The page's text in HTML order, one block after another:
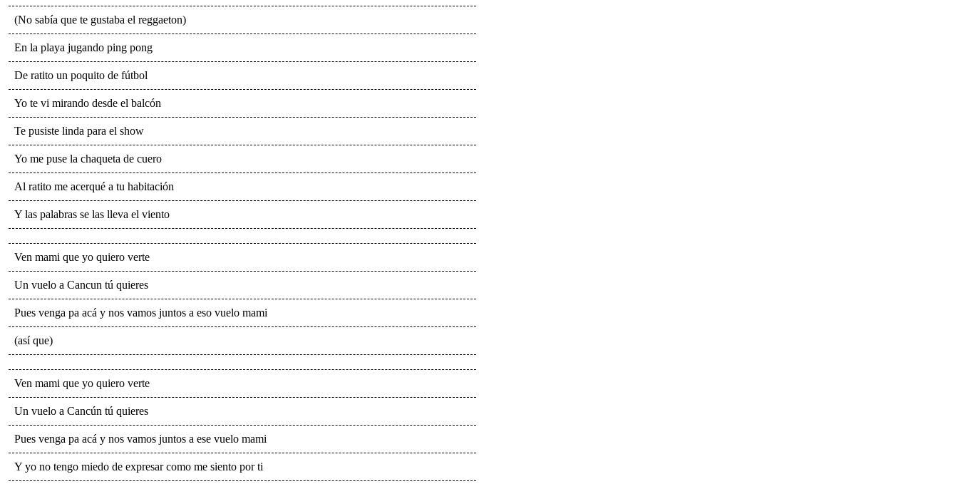
(No sabía que te gustaba el reggaeton)
En la playa jugando ping pong
De ratito un poquito de fútbol
Yo te vi mirando desde el balcón
Te pusiste linda para el show
Yo me puse la chaqueta de cuero
Al ratito me acerqué a tu habitación
Y las palabras se las lleva el viento
Ven mami que yo quiero verte
Un vuelo a Cancun tú quieres
Pues venga pa acá y nos vamos juntos a eso vuelo mami
(así que)
Ven mami que yo quiero verte
Un vuelo a Cancún tú quieres
Pues venga pa acá y nos vamos juntos a ese vuelo mami
Y yo no tengo miedo de expresar como me siento por ti